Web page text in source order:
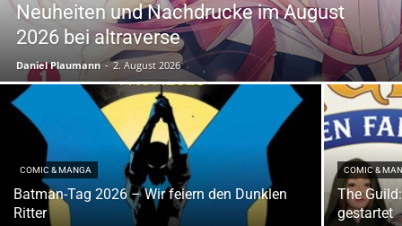
Neuheiten und Nachdrucke im August
2026 bei altraverse
Daniel Plaumann - 2. August 2026
COMIC & MANGA
Batman-Tag 2026 – Wir feiern den Dunklen
Ritter
COMIC &
The
gestartet